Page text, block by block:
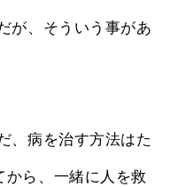
から、一緒に人を救